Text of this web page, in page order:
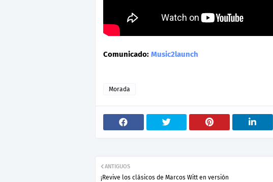
Comunicado: Music2launch
Morada
ANTIGUOS
¡Revive los clásicos de Marcos Witt en versión